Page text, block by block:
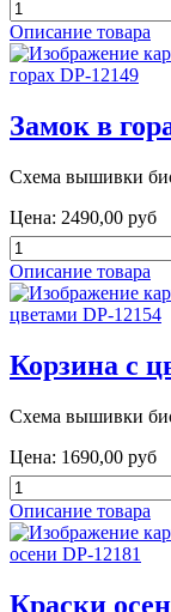
Описание товара
Замок в
Схема вышивки
Цена: 2490,00 руб
Описание товара
Корзина с
Схема вышивки
Цена: 1690,00 руб
Описание товара
Краски